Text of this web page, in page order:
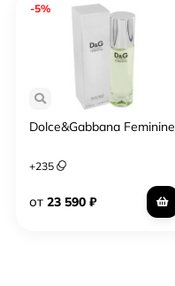
-5%
Dolce&Gabbana Feminine
+235
от 23 590 ₽